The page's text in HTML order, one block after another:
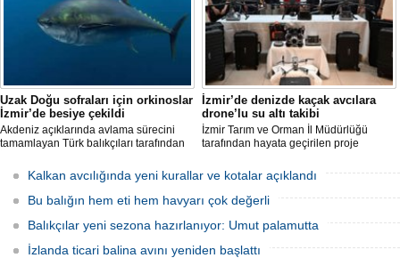
Uzak Doğu sofraları için orkinoslar
İzmir’de besiye çekildi
Akdeniz açıklarında avlama sürecini
tamamlayan Türk balıkçıları tarafından
orkinoslar, Uzak Doğu ülkelerine ihraç
edilmek için özenle bakılıyor.
İzmir’de denizde kaçak avcılara
drone’lu su altı takibi
İzmir Tarım ve Orman İl Müdürlüğü
tarafından hayata geçirilen proje
faaliyetleri anlık olarak tespit edebilen
hava ve su altı dronları sahada aktif
olarak kullanılmaya başlandı.
Kalkan avcılığında yeni kurallar ve kotalar açıklandı
Bu balığın hem eti hem havyarı çok değerli
Balıkçılar yeni sezona hazırlanıyor: Umut palamutta
İzlanda ticari balina avını yeniden başlattı